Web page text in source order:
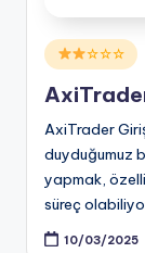
Posted
in
☆☆☆
AxiTrader
duyduğumuz
yapmak,
süreç
10/03/2025